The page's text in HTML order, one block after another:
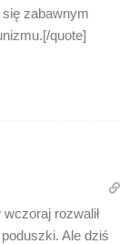
się zabawnym
quote]
rozwalił
Ale dziś